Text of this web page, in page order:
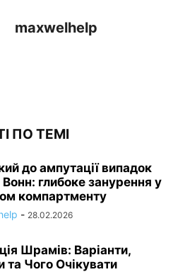
maxwelhelp
ПО ТЕМІ
до ампутації випадок
Вонн: глибоке занурення у
компартменту
- 28.02.2026
Шрамів: Варіанти,
та Чого Очікувати